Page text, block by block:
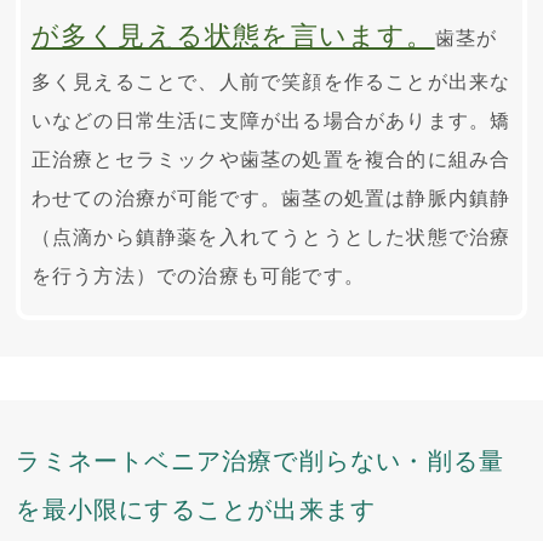
が多く見える状態を言います。
歯茎が
多く見えることで、人前で笑顔を作ることが出来な
いなどの日常生活に支障が出る場合があります。矯
正治療とセラミックや歯茎の処置を複合的に組み合
わせての治療が可能です。歯茎の処置は静脈内鎮静
（点滴から鎮静薬を入れてうとうとした状態で治療
を行う方法）での治療も可能です。
ラミネートベニア治療で削らない・削る量
を最小限にすることが出来ます